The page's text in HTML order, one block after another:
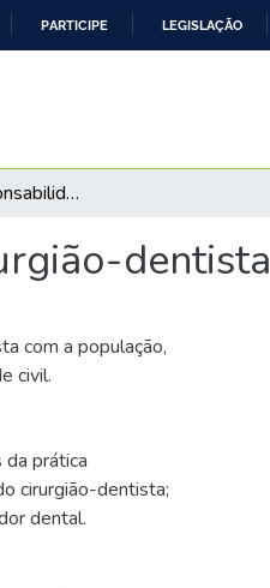
PARTICIPE LEGISLAÇÃO
Caso Carlos: Responsabilidade profissional do cirurgião-dentista
dentista
com a população,
civil.
prática
cirurgião-dentista;
dental.